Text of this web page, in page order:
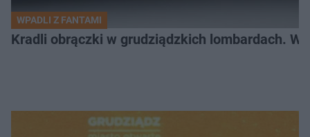
WPADLI Z FANTAMI
Kradli obrączki w grudziądzkich lombardach.